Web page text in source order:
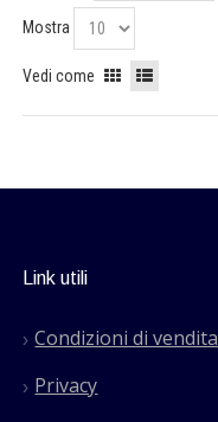
Mostra
Vedi come
Link utili
Condizioni di vendita
Privacy